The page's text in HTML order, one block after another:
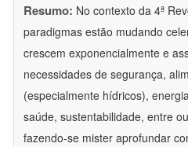
Resumo: No contexto da 4ª
paradigmas estão mudando
crescem exponencialmente e
necessidades de segurança,
(especialmente hídricos),
saúde, sustentabilidade, entre
fazendo-se mister aprofundar